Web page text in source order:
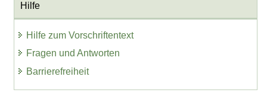
Hilfe
Hilfe zum Vorschriftentext
Fragen und Antworten
Barrierefreiheit